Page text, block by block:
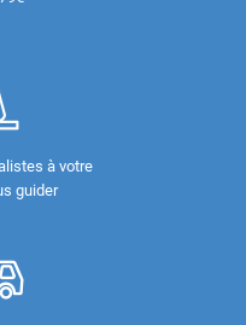
à votre
guider